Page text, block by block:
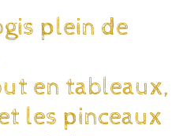
plein de
en tableaux,
les pinceaux